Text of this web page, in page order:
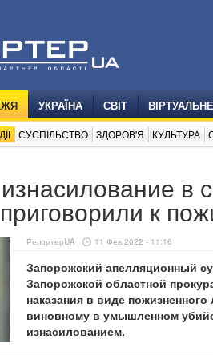
УКРАЇНА СВІТ
СУСПІЛЬСТВО ЗДОРОВ'Я КУЛЬТУРА
в
к
РепортерUA 11 Фев 2022 - 11:16
Запорожский апелляционный
Запорожской областной
наказания в виде
виновному в умышленном
изнасилованием.